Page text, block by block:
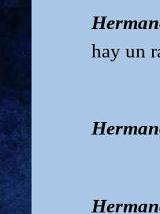
hay un